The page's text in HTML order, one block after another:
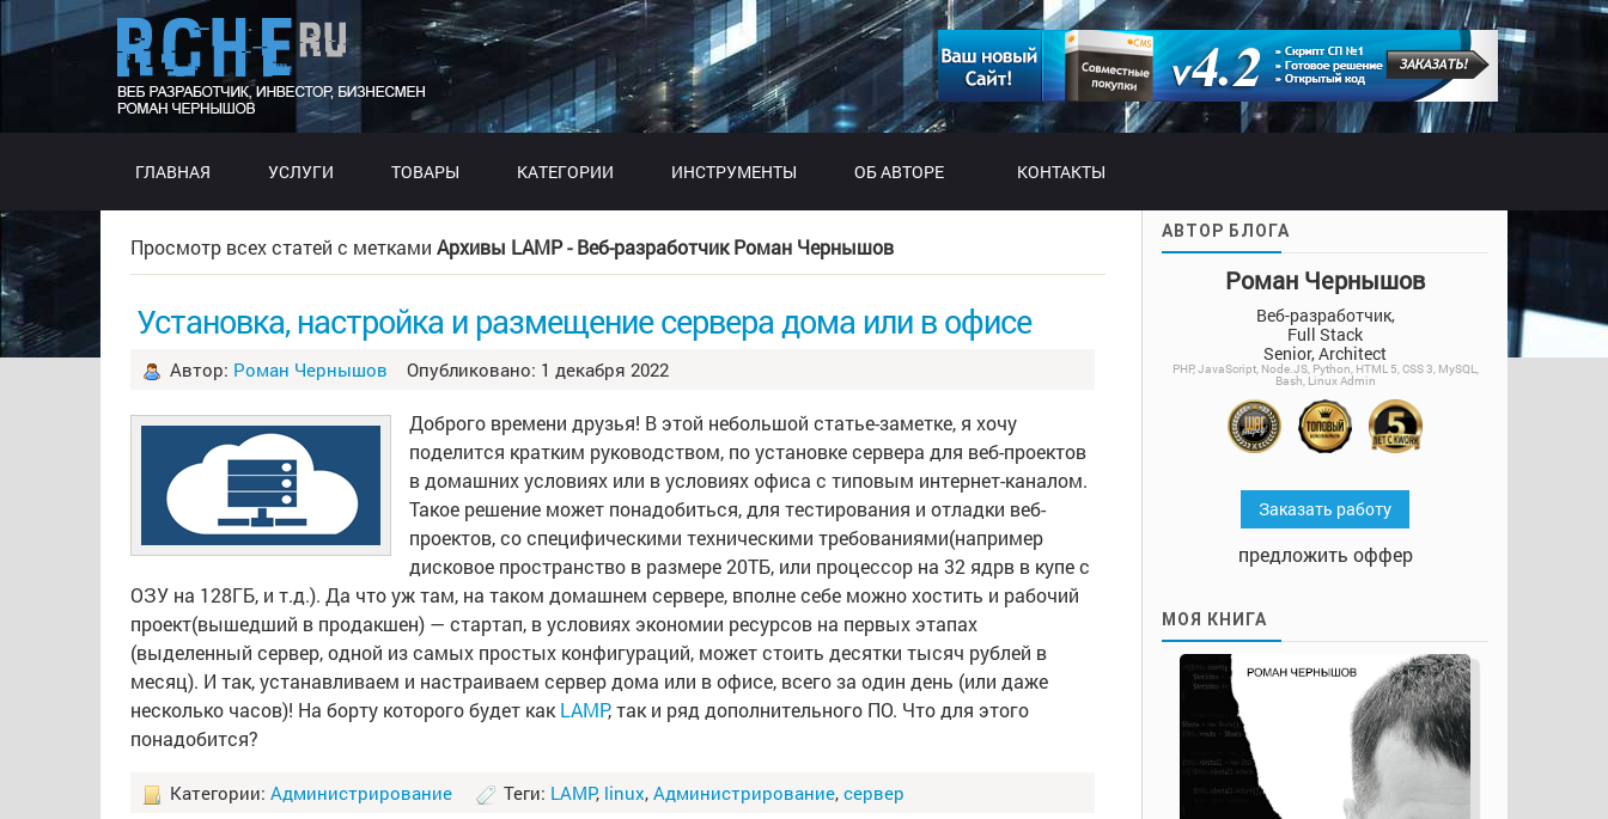
ГЛАВНАЯ УСЛУГИ ТОВАРЫ КАТЕГОРИИ ИНСТРУМЕНТЫ ОБ АВТОРЕ КОНТАКТЫ
Просмотр всех статей с метками Архивы LAMP - Веб-разработчик Роман Чернышов
Установка, настройка и размещение сервера дома или в офисе
Автор: Роман Чернышов Опубликовано: 1 декабря 2022
Доброго времени друзья! В этой небольшой статье-заметке, я хочу
поделится кратким руководством, по установке сервера для веб-проектов
в домашних условиях или в условиях офиса с типовым интернет-каналом.
Такое решение может понадобиться, для тестирования и отладки веб-
проектов, со специфическими техническими требованиями(например
дисковое пространство в размере 20ТБ, или процессор на 32 ядрв в купе с
ОЗУ на 128ГБ, и т.д.). Да что уж там, на таком домашнем сервере, вполне себе можно хостить и рабочий
проект(вышедший в продакшен) — стартап, в условиях экономии ресурсов на первых этапах
(выделенный сервер, одной из самых простых конфигураций, может стоить десятки тысяч рублей в
месяц). И так, устанавливаем и настраиваем сервер дома или в офисе, всего за один день (или даже
несколько часов)! На борту которого будет как LAMP, так и ряд дополнительного ПО. Что для этого
понадобится?
Категории: Администрирование Теги: LAMP, linux, Администрирование, сервер
АВТОР БЛОГА
Роман Чернышов
Веб-разработчик,
Full Stack
Senior, Architect
PHP, JavaScript, Node.JS, Python, HTML 5, CSS 3, MySQL,
Bash, Linux Admin
Заказать работу
предложить оффер
МОЯ КНИГА